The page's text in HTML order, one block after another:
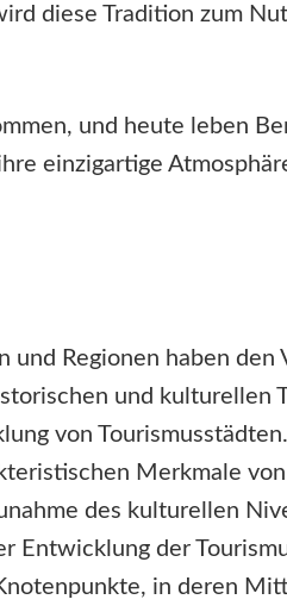
diese Tradition zum
und heute leben
einzigartige
Regionen haben den
und kulturellen
von
Merkmale
des kulturellen
Entwicklung der
in deren